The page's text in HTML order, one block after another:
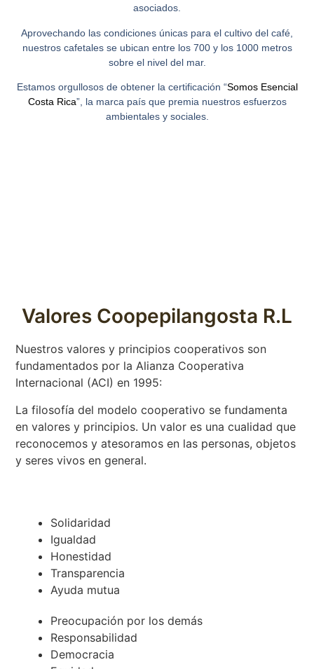
asociados.
Aprovechando las condiciones únicas para el cultivo del café,
nuestros cafetales se ubican entre los 700 y los 1000 metros
sobre el nivel del mar.
Estamos orgullosos de obtener la certificación “Somos Esencial
Costa Rica”, la marca país que premia nuestros esfuerzos
ambientales y sociales.
Valores Coopepilangosta R.L
Nuestros valores y principios cooperativos son
fundamentados por la Alianza Cooperativa
Internacional (ACI) en 1995:
La filosofía del modelo cooperativo se fundamenta
en valores y principios. Un valor es una cualidad que
reconocemos y atesoramos en las personas, objetos
y seres vivos en general.
Solidaridad
Igualdad
Honestidad
Transparencia
Ayuda mutua
Preocupación por los demás
Responsabilidad
Democracia